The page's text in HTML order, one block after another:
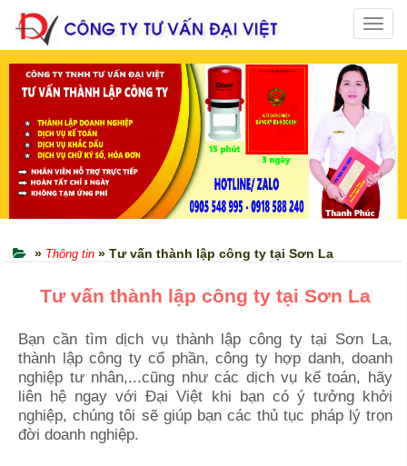
» Thông tin » Tư vấn thành lập công ty tại Sơn La
Tư vấn thành lập công ty tại Sơn La
Bạn cần tìm dịch vụ thành lập công tytại Sơn La,
thành lập công ty cổ phần, công ty hợp danh, doanh
nghiệp tư nhân,...cũng như các dịch vụ kế toán, hãy
liên hệ ngay với Đại Việt khi bạn có ý tưởng khởi
nghiệp, chúng tôi sẽ giúp bạn các thủ tục pháp lý trọn
đời doanh nghiệp.